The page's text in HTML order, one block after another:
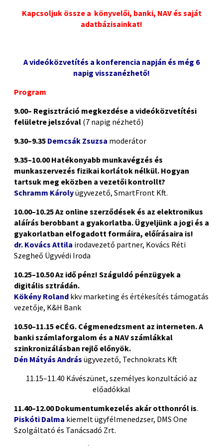
Kapcsoljuk össze a könyvelői, banki, NAV és saját
adatbázisainkat!
A videóközvetítés a konferencia napján és még 6
napig visszanézhető!
Program
9.00– Regisztráció megkezdése a videóközvetítési
felületre jelszóval (7 napig nézhető)
9.30–9.35 Demcsák Zsuzsa moderátor
9.35–10.00 Hatékonyabb munkavégzés és
munkaszervezés fizikai korlátok nélkül. Hogyan
tartsuk meg eközben a vezetői kontrollt?
Schramm Károlyügyvezető, SmartFront Kft.
10.00–10.25 Az online szerződések és az elektronikus
aláírás berobbant a gyakorlatba. Ügyeljünk a jogi és a
gyakorlatban elfogadott formáira, előírásaira is!
dr. Kovács Attila irodavezető partner, Kovács Réti
Szegheő Ügyvédi Iroda
10.25–10.50 Az idő pénz! Száguldó pénzügyek a
digitális sztrádán.
Kökény Roland kkv marketing és értékesítés támogatás
vezetője, K&H Bank
10.50–11.15 eCÉG. Cégmenedzsment az interneten. A
banki számlaforgalom és a NAV számlákkal
szinkronizálásban rejlő előnyök.
Dén Mátyás András ügyvezető, Technokrats Kft
11.15–11.40 Kávészünet, személyes konzultáció az
előadókkal
11.40–12.00 Dokumentumkezelés akár otthonról is.
Piskóti Dalma kiemelt ügyfélmenedzser, DMS One
Szolgáltató és Tanácsadó Zrt.